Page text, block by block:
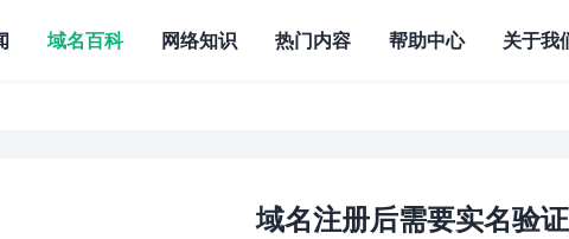
域名百科 网络知识 热门内容 帮助中心 关于我
域名注册后需要实名验